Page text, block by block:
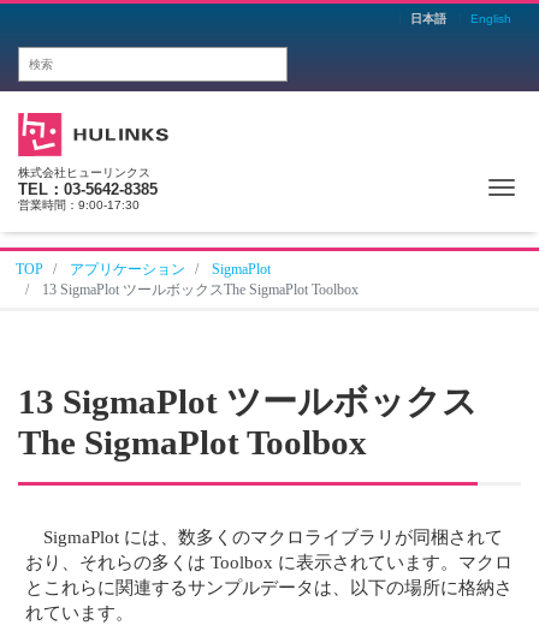
日本語 English
株式会社ヒューリンクス
TEL：03-5642-8385
営業時間：9:00-17:30
TOP アプリケーション
SigmaPlot
13 SigmaPlot ツールボックスThe SigmaPlot Toolbox
13 SigmaPlot ツールボックス
The SigmaPlot Toolbox
SigmaPlot には、数多くのマクロライブラリが同梱されて
おり、それらの多くは Toolbox に表示されています。マクロ
とこれらに関連するサンプルデータは、以下の場所に格納さ
れています。